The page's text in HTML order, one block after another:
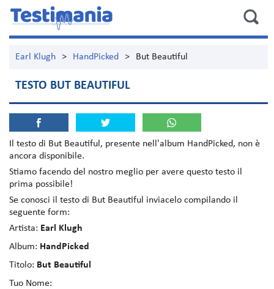
Earl Klugh > HandPicked > But Beautiful
TESTO BUT BEAUTIFUL
Il testo di But Beautiful , presente nell'album HandPicked, non è
ancora disponibile.
Stiamo facendo del nostro meglio per avere questo testo il
prima possibile!
Se conosci il testo di But Beautiful inviacelo compilando il
seguente form:
Artista: Earl Klugh
Album: HandPicked
Titolo: But Beautiful
Tuo Nome: